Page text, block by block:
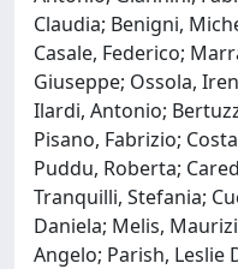
Claudia; Benigni,
Casale, Federico;
Giuseppe; Ossola,
Ilardi, Antonio;
Pisano, Fabrizio;
Puddu, Roberta;
Tranquilli, Stefania;
Daniela; Melis,
Angelo; Parish, Leslie